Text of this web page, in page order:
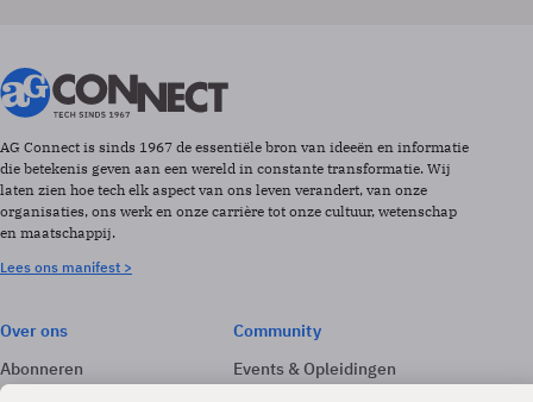
AG Connect is sinds 1967 de essentiële bron van ideeën en informatie
die betekenis geven aan een wereld in constante transformatie. Wij
laten zien hoe tech elk aspect van ons leven verandert, van onze
organisaties, ons werk en onze carrière tot onze cultuur, wetenschap
en maatschappij.
Lees ons manifest >
Over ons
Abonneren
Adverteren
Community
Events & Opleidingen